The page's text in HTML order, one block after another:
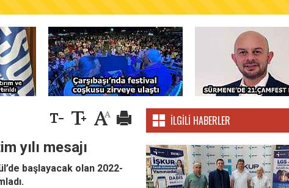
ÜRETİCİLERİNE AĞUSTOS AYI İÇİN UYARI!
yılı mesajı
başlayacak olan 2022-
İLGILI HABERLER